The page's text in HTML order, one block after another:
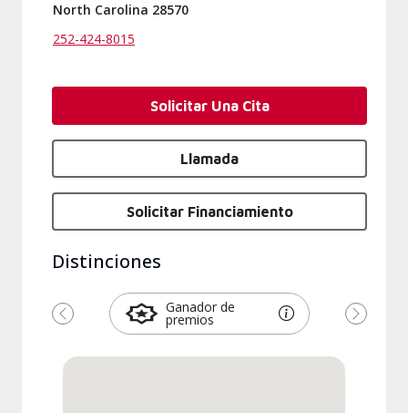
North Carolina 28570
252-424-8015
Solicitar Una Cita
Llamada
Solicitar Financiamiento
Distinciones
Ganador de
premios
Anterior